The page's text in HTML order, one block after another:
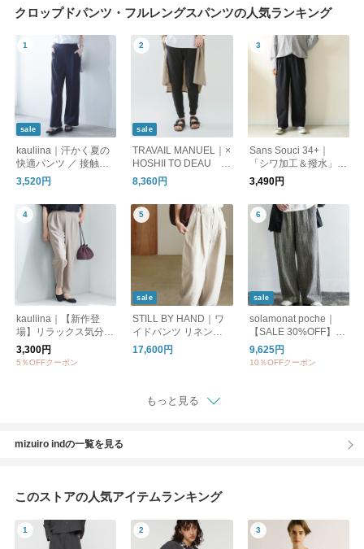
クロップドパンツ・フルレングスパンツの人気ランキング
sale
kauliina｜汗かく夏の
快適パンツ ／ 接触冷
感 持続消臭 UVカット
スピードクリーン リ
ラックスシルエットパ
ンツ
3,520円
sale
TRAVAIL MANUEL｜×
HOSHII TO DEAU ar
anciato別注 強撚 クー
ル天竺 アンダー ジョ
ッパーズ パンツ 5083
-same1-fn
8,360円
Sans Souci 34+｜
「シワ加工＆撥水」ス
トレッチ きれいめパ
ンツ
3,490円
kauliina｜【新作登
場】リラックス気分で
穿ける テーパード ス
トレッチパンツ ／ ジ
3,300円
5％OFFクーポン
sale
STILL BY HAND｜ワ
イドパンツ リネンパ
ンツ タックパンツ PT
01262WM スティルバ
17,600円
sale
solamonat poche｜
【SALE 30%OFF】綿
麻ワッシャーイージー
パンツ ボトムス ワイ
9,625円
10％OFFクーポン
もっと見る
mizuiro indの一覧を見る
このストアの人気アイテムランキング